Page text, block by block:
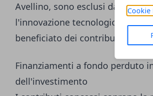
Cookie
Avellino, sono esclusi
l'innovazione tecnologica
beneficiato dei contributi per
Finanziamenti a fondo perduto
dell'investimento